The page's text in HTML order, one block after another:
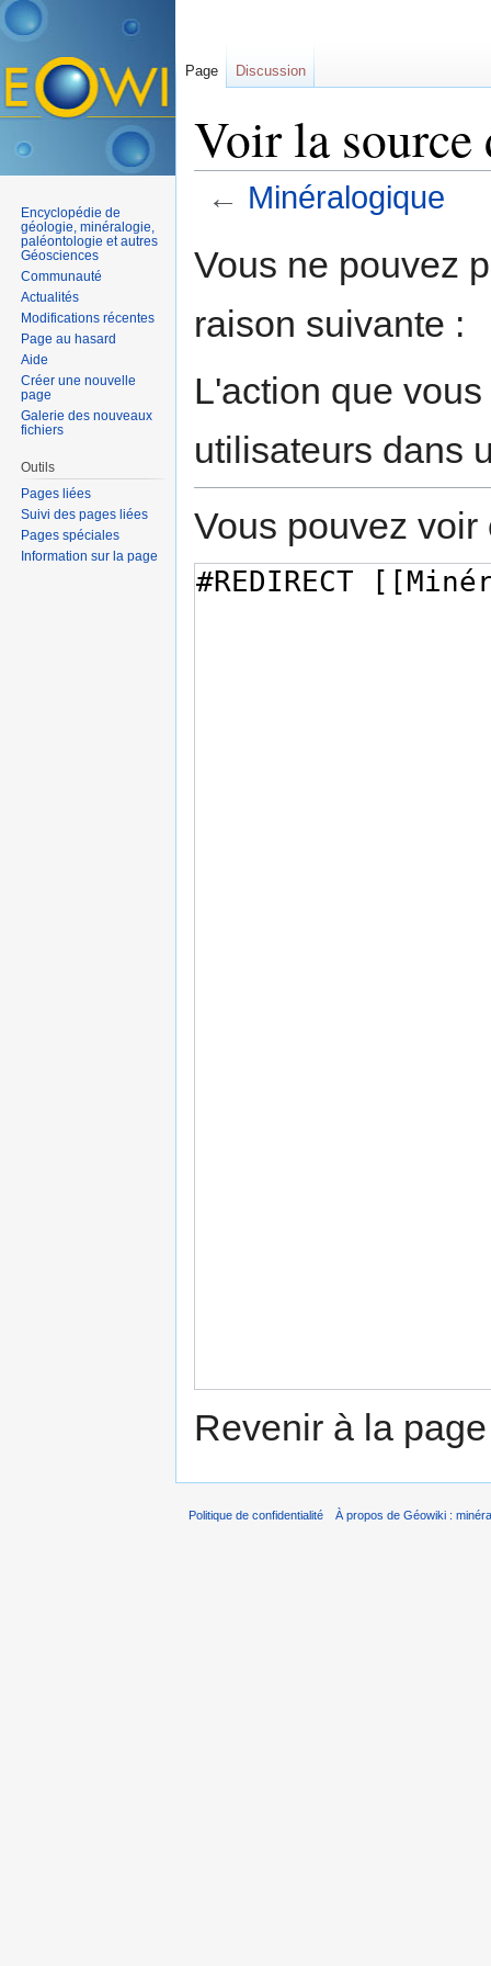
Voir la
← Minéralogique
Vous ne pouvez
raison suivante :
L'action que
utilisateurs dans
Vous pouvez
Revenir à la
Page Discussion
Encyclopédie de
géologie, minéralogie,
paléontologie et autres
Géosciences
Communauté
Actualités
Modifications récentes
Page au hasard
Aide
Créer une nouvelle
page
Galerie des nouveaux
fichiers
Outils
Pages liées
Suivi des pages liées
Pages spéciales
Information sur la page
Politique de confidentialité À propos de Géowiki :